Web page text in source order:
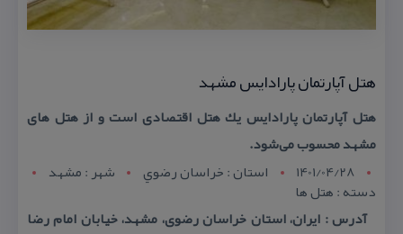
هتل آپارتمان پارادایس مشهد
هتل آپارتمان پارادایس یك هتل اقتصادی است و از هتل های
مشهد محسوب می‌شود.
1401/04/28
استان : خراسان رضوي شهر : مشهد
دسته : هتل ها
آدرس : ایران، استان خراسان رضوی، مشهد، خیابان امام رضا